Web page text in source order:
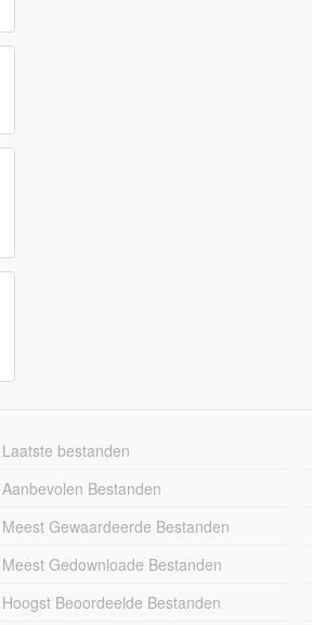
Laatste bestanden
Aanbevolen Bestanden
Meest Gewaardeerde Bestanden
Meest Gedownloade Bestanden
Hoogst Beoordeelde Bestanden